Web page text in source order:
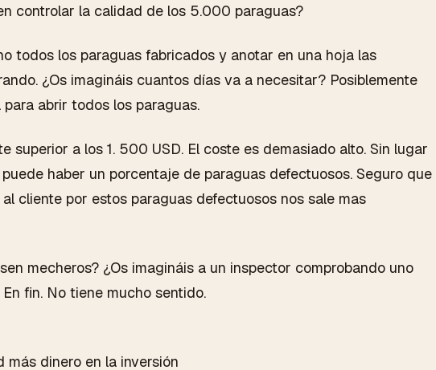
controlar la calidad de los 5.000 paraguas?
todos los paraguas fabricados y anotar en una hoja las
¿Os imagináis cuantos días va a necesitar? Posiblemente
abrir todos los paraguas.
superior a los 1. 500 USD. El coste es demasiado alto. Sin lugar
haber un porcentaje de paraguas defectuosos. Seguro que
cliente por estos paraguas defectuosos nos sale mas
mecheros? ¿Os imagináis a un inspector comprobando uno
fin. No tiene mucho sentido.